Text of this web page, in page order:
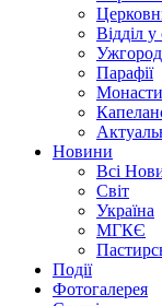
Відділ
Парафії
Новини
Всі
Світ
Україна
МГКЄ
Події
Фотогалерея